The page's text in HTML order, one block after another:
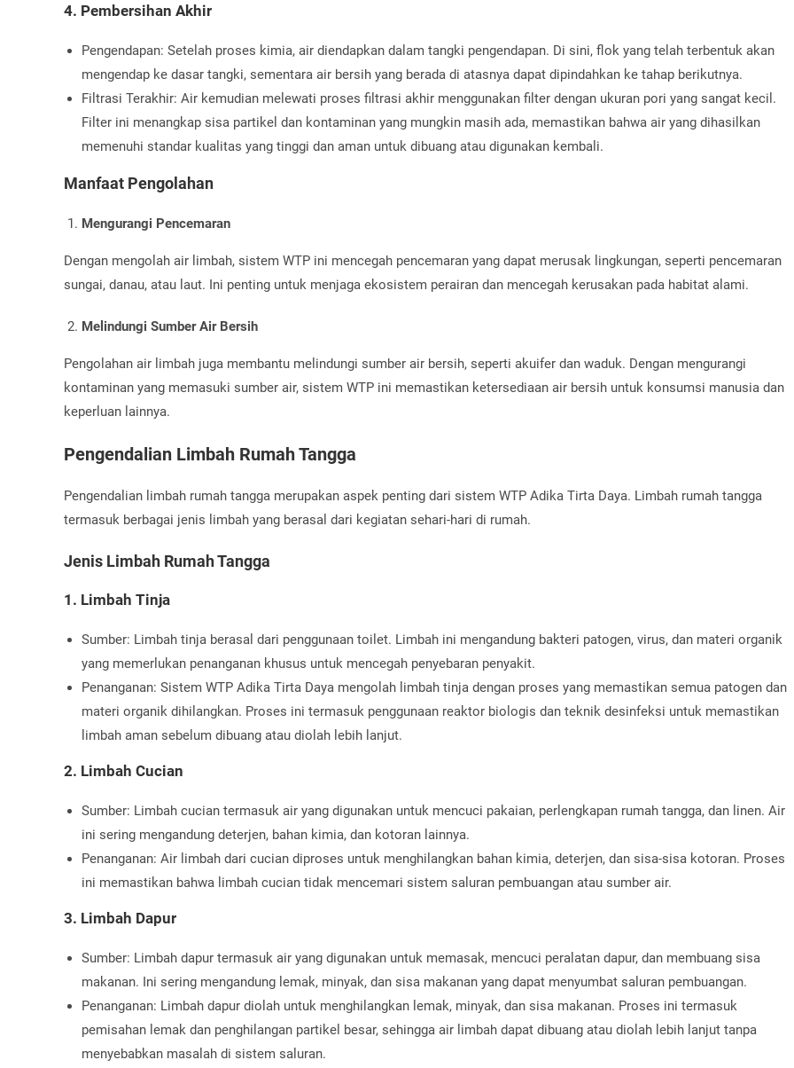
4. Pembersihan Akhir
Pengendapan: Setelah proses kimia, air diendapkan dalam tangki pengendapan. Di sini, flok yang telah terbentuk akan
mengendap ke dasar tangki, sementara air bersih yang berada di atasnya dapat dipindahkan ke tahap berikutnya.
Filtrasi Terakhir: Air kemudian melewati proses filtrasi akhir menggunakan filter dengan ukuran pori yang sangat kecil.
Filter ini menangkap sisa partikel dan kontaminan yang mungkin masih ada, memastikan bahwa air yang dihasilkan
memenuhi standar kualitas yang tinggi dan aman untuk dibuang atau digunakan kembali.
Manfaat Pengolahan
Mengurangi Pencemaran
Dengan mengolah air limbah, sistem WTP ini mencegah pencemaran yang dapat merusak lingkungan, seperti pencemaran
sungai, danau, atau laut. Ini penting untuk menjaga ekosistem perairan dan mencegah kerusakan pada habitat alami.
Melindungi Sumber Air Bersih
Pengolahan air limbah juga membantu melindungi sumber air bersih, seperti akuifer dan waduk. Dengan mengurangi
kontaminan yang memasuki sumber air, sistem WTP ini memastikan ketersediaan air bersih untuk konsumsi manusia dan
keperluan lainnya.
Pengendalian Limbah Rumah Tangga
Pengendalian limbah rumah tangga merupakan aspek penting dari sistem WTP Adika Tirta Daya. Limbah rumah tangga
termasuk berbagai jenis limbah yang berasal dari kegiatan sehari-hari di rumah.
Jenis Limbah Rumah Tangga
1. Limbah Tinja
Sumber: Limbah tinja berasal dari penggunaan toilet. Limbah ini mengandung bakteri patogen, virus, dan materi organik
yang memerlukan penanganan khusus untuk mencegah penyebaran penyakit.
Penanganan: Sistem WTP Adika Tirta Daya mengolah limbah tinja dengan proses yang memastikan semua patogen dan
materi organik dihilangkan. Proses ini termasuk penggunaan reaktor biologis dan teknik desinfeksi untuk memastikan
limbah aman sebelum dibuang atau diolah lebih lanjut.
2. Limbah Cucian
Sumber: Limbah cucian termasuk air yang digunakan untuk mencuci pakaian, perlengkapan rumah tangga, dan linen. Air
ini sering mengandung deterjen, bahan kimia, dan kotoran lainnya.
Penanganan: Air limbah dari cucian diproses untuk menghilangkan bahan kimia, deterjen, dan sisa-sisa kotoran. Proses
ini memastikan bahwa limbah cucian tidak mencemari sistem saluran pembuangan atau sumber air.
3. Limbah Dapur
Sumber: Limbah dapur termasuk air yang digunakan untuk memasak, mencuci peralatan dapur, dan membuang sisa
makanan. Ini sering mengandung lemak, minyak, dan sisa makanan yang dapat menyumbat saluran pembuangan.
Penanganan: Limbah dapur diolah untuk menghilangkan lemak, minyak, dan sisa makanan. Proses ini termasuk
pemisahan lemak dan penghilangan partikel besar, sehingga air limbah dapat dibuang atau diolah lebih lanjut tanpa
menyebabkan masalah di sistem saluran.